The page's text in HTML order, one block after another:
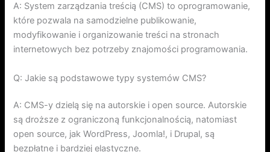
A: System zarządzania treścią (CMS) to oprogramowanie,
które pozwala na samodzielne publikowanie,
modyfikowanie i organizowanie treści na stronach
internetowych bez potrzeby znajomości programowania.
Q: Jakie są podstawowe typy systemów CMS?
A: CMS-y dzielą się na autorskie i open source. Autorskie
są droższe z ograniczoną funkcjonalnością, natomiast
open source, jak WordPress, Joomla!, i Drupal, są
bezpłatne i bardziej elastyczne.